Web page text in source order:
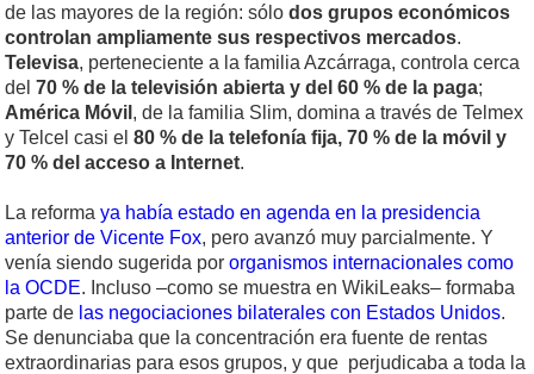
de las mayores de la región: sólo dos grupos económicos
controlan ampliamente sus respectivos mercados.
Televisa, perteneciente a la familia Azcárraga, controla cerca
del 70 % de la televisión abierta y del 60 % de la paga;
América Móvil , de la familia Slim, domina a través de Telmex
y Telcel casi el 80 % de la telefonía fija, 70 % de la móvil y
70 % del acceso a Internet.
La reforma ya había estado en agenda en la presidencia
anterior de Vicente Fox, pero avanzó muy parcialmente. Y
venía siendo sugerida por organismos internacionales como
la OCDE. Incluso –como se muestra en WikiLeaks– formaba
parte de las negociaciones bilaterales con Estados Unidos.
Se denunciaba que la concentración era fuente de rentas
extraordinarias para esos grupos, y que perjudicaba a toda la